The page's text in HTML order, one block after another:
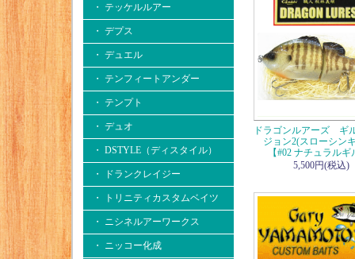
・ テッケルルアー
・ デプス
・ デュエル
・ テンフィートアンダー
・ テンプト
・ デュオ
・ DSTYLE（ディスタイル）
・ ドランクレイジー
・ トリニティカスタムベイツ
・ ニシネルアーワークス
・ ニッコー化成
ドラゴンルアーズ ギ
ジョン2(スローシン
【#02 ナチュラルギ
5,500円(税込)